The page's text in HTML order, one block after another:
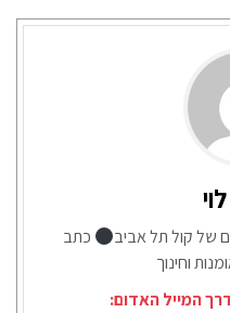
של קול תל אביב
כתב
וחינוך
המייל האדום: